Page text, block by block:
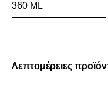
360 ML
Λεπτομέρειες